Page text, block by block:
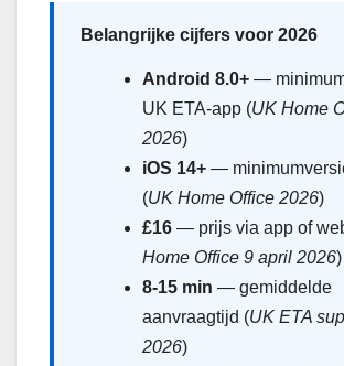
Belangrijke cijfers voor 2026
Android 8.0+ —
UK ETA-app (UK Home
2026)
iOS 14+ —
(UK Home Office 2026)
£16 — prijs via app of
Home Office 9 april 2026)
8-15 min — gemiddelde
aanvraagtijd (UK ETA
2026)